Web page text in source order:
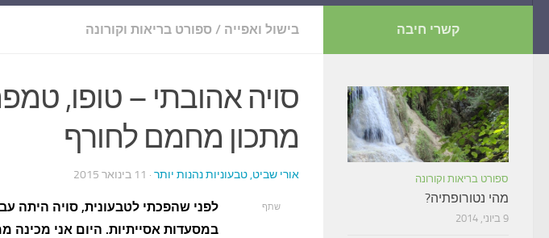
בישול ואפייה / ספורט בריאות וקורונה
סויה אהובתי – טופו,
מתכון מחמם לחורף
אורי שביט, טבעוניות נהנות יותר · 11 בינואר 2015
לפני שהפכתי לטבעונית, סויה היתה
במסעדות אסייתיות. היום אני מכינה
שתף
קשרי חיבה
ספורט בריאות וקורונה
מהי נטורופתיה?
9 ביוני, 2014